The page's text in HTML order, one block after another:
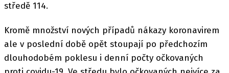
středě 114.
Kromě množství nových případů nákazy koronavirem
ale v poslední době opět stoupají po předchozím
dlouhodobém poklesu i denní počty očkovaných